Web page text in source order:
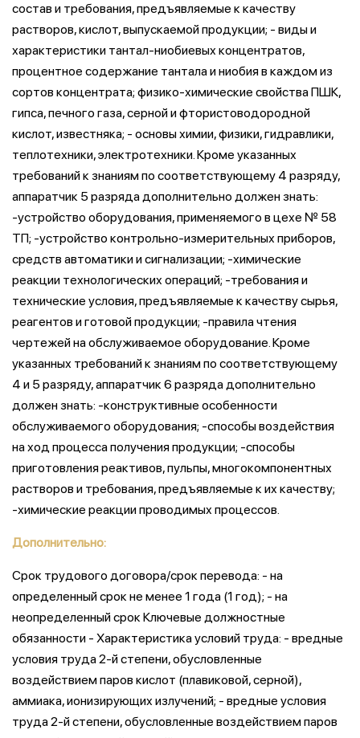
состав и требования, предъявляемые к качеству
растворов, кислот, выпускаемой продукции; - виды и
характеристики тантал-ниобиевых концентратов,
процентное содержание тантала и ниобия в каждом из
сортов концентрата; физико-химические свойства ПШК,
гипса, печного газа, серной и фтористоводородной
кислот, известняка; - основы химии, физики, гидравлики,
теплотехники, электротехники. Кроме указанных
требований к знаниям по соответствующему 4 разряду,
аппаратчик 5 разряда дополнительно должен знать:
-устройство оборудования, применяемого в цехе № 58
ТП; -устройство контрольно-измерительных приборов,
средств автоматики и сигнализации; -химические
реакции технологических операций; -требования и
технические условия, предъявляемые к качеству сырья,
реагентов и готовой продукции; -правила чтения
чертежей на обслуживаемое оборудование. Кроме
указанных требований к знаниям по соответствующему
4 и 5 разряду, аппаратчик 6 разряда дополнительно
должен знать: -конструктивные особенности
обслуживаемого оборудования; -способы воздействия
на ход процесса получения продукции; -способы
приготовления реактивов, пульпы, многокомпонентных
растворов и требования, предъявляемые к их качеству;
-химические реакции проводимых процессов.
Дополнительно:
Срок трудового договора/срок перевода: - на
определенный срок не менее 1 года (1 год); - на
неопределенный срок Ключевые должностные
обязанности - Характеристика условий труда: - вредные
условия труда 2-й степени, обусловленные
воздействием паров кислот (плавиковой, серной),
аммиака, ионизирующих излучений; - вредные условия
труда 2-й степени, обусловленные воздействием паров